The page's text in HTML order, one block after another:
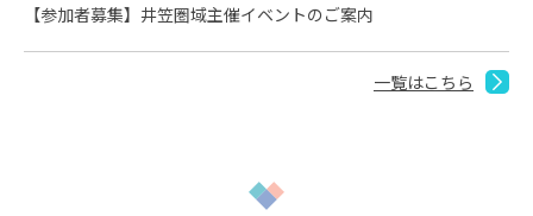
【参加者募集】井笠圏域主催イベントのご案内
一覧はこちら